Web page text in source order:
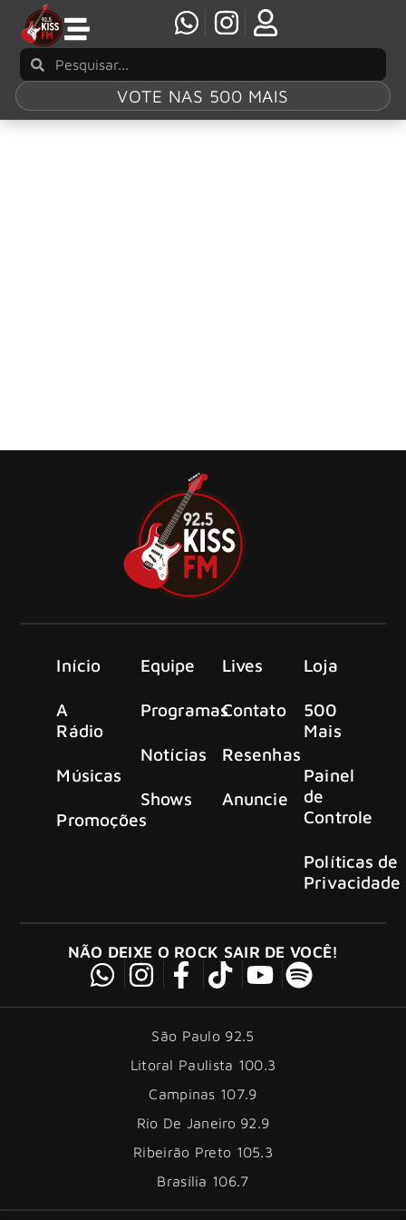
VOTE NAS 500 MAIS
Início
A
Rádio
Músicas
Promoções
Equipe
Programas
Notícias
Shows
Lives
Contato
Resenhas
Anuncie
Loja
500
Mais
Painel
de
Controle
Políticas de
Privacidade
NÃO DEIXE O ROCK SAIR DE VOCÊ!
São Paulo 92.5
Litoral Paulista 100.3
Campinas 107.9
Rio De Janeiro 92.9
Ribeirão Preto 105.3
Brasília 106.7